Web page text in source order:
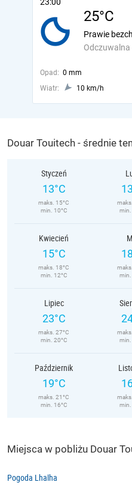
25°C
Odczuwalna
Prawie
Opad: 0 mm
Wiatr:
10 km/h
Douar Touitech - średnie
Styczeń
13°C
maks. 15°C
min. 10°C
min.
Kwiecień
15°C
maks. 18°C
min. 12°C
min.
Lipiec
23°C
maks. 27°C
min. 20°C
min.
Październik
19°C
maks. 21°C
min. 16°C
min.
Miejsca w pobliżu Douar
Pogoda Lhalha